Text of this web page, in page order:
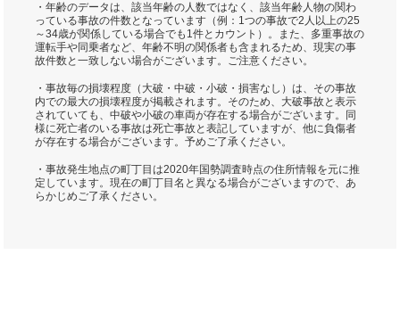
・年齢のデータは、該当年齢の人数ではなく、該当年齢人物の関わ
っている事故の件数となっています（例：1つの事故で2人以上の25
～34歳が関係している場合でも1件とカウント）。また、多重事故の
運転手や同乗者など、年齢不明の関係者も含まれるため、現実の事
故件数と一致しない場合がございます。ご注意ください。
・事故毎の損壊程度（大破・中破・小破・損害なし）は、その事故
内での最大の損壊程度が掲載されます。そのため、大破事故と表示
されていても、中破や小破の車両が存在する場合がございます。同
様に死亡者のいる事故は死亡事故と表記していますが、他に負傷者
が存在する場合がございます。予めご了承ください。
・事故発生地点の町丁目は2020年国勢調査時点の住所情報を元に推
定しています。現在の町丁目名と異なる場合がございますので、あ
らかじめご了承ください。